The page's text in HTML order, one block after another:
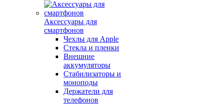
Аксессуары для
смартфонов
Чехлы для Apple
Стекла и пленки
Внешние
аккумуляторы
Стабилизаторы и
моноподы
Держатели для
телефонов